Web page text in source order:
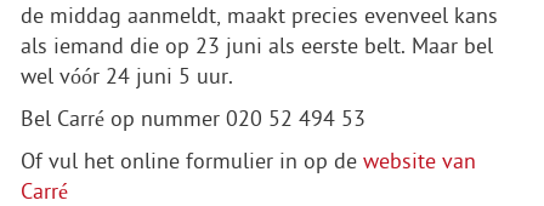
de middag aanmeldt, maakt precies evenveel kans
als iemand die op 23 juni als eerste belt. Maar bel
wel vóór 24 juni 5 uur.
Bel Carré op nummer 020 52 494 53
Of vul het online formulier in op de website van
Carré